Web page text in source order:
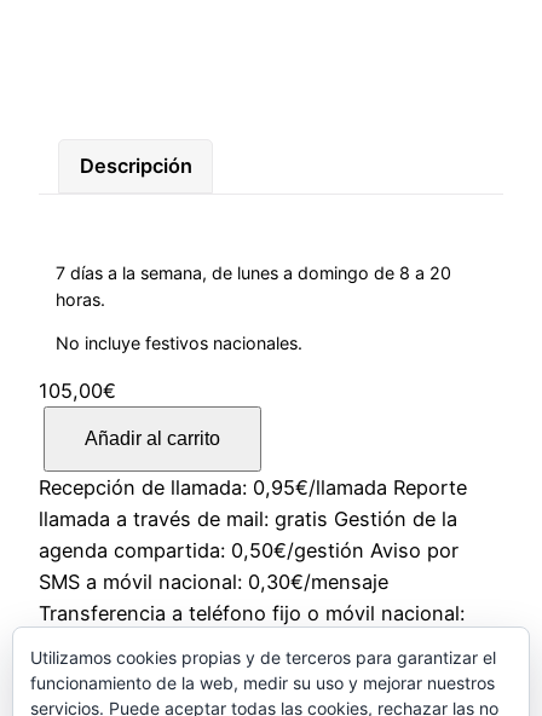
Descripción
7 días a la semana, de lunes a domingo de 8 a 20
horas.
No incluye festivos nacionales.
105,00€
a
n
d
e
s
r
v
Añadir al carrito
Recepción de llamada: 0,95€/llamada Reporte
llamada a través de mail: gratis Gestión de la
agenda compartida: 0,50€/gestión Aviso por
SMS a móvil nacional: 0,30€/mensaje
Transferencia a teléfono fijo o móvil nacional:
o móvil nacional: 0,018€/segundo
Utilizamos cookies propias y de terceros para garantizar el
funcionamiento de la web, medir su uso y mejorar nuestros
servicios. Puede aceptar todas las cookies, rechazar las no